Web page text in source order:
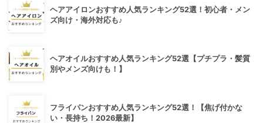
ヘアアイロンおすすめ人気ランキング52選！初心者・メン
ズ向け・海外対応も♪
ヘアオイルおすすめ人気ランキング52選【プチプラ・髪質
別やメンズ向けも！】
フライパンおすすめ人気ランキング52選！【焦げ付かな
い・長持ち！2026最新】